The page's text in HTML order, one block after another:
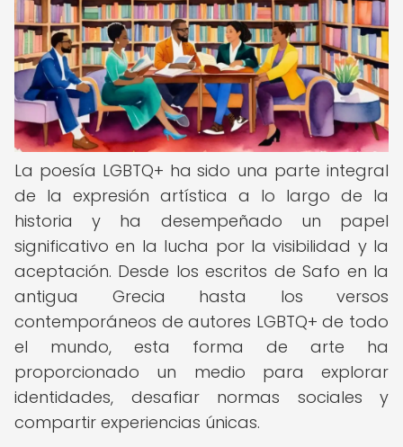
La poesía LGBTQ+ ha sido una parte integral
de la expresión artística a lo largo de la
historia y ha desempeñado un papel
significativo en la lucha por la visibilidad y la
aceptación. Desde los escritos de Safo en la
antigua Grecia hasta los versos
contemporáneos de autores LGBTQ+ de todo
el mundo, esta forma de arte ha
proporcionado un medio para explorar
identidades, desafiar normas sociales y
compartir experiencias únicas.